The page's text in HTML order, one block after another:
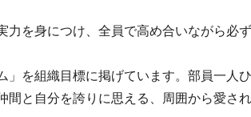
力を身につけ、全員で高め合いながら必
」を組織目標に掲げています。部員一人
間と自分を誇りに思える、周囲から愛さ